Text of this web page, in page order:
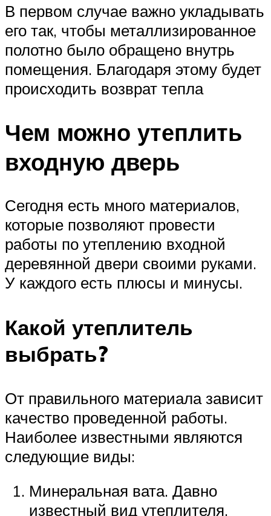
В первом случае важно укладывать
его так, чтобы металлизированное
полотно было обращено внутрь
помещения. Благодаря этому будет
происходить возврат тепла
Чем можно утеплить
входную дверь
Сегодня есть много материалов,
которые позволяют провести
работы по утеплению входной
деревянной двери своими руками.
У каждого есть плюсы и минусы.
Какой утеплитель
выбрать?
От правильного материала зависит
качество проведенной работы.
Наиболее известными являются
следующие виды:
Минеральная вата. Давно
известный вид утеплителя.